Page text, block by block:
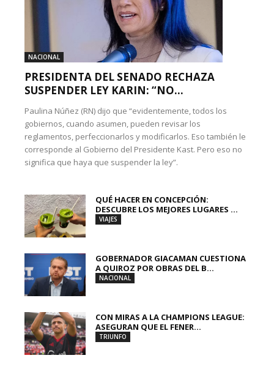
NACIONAL
PRESIDENTA DEL SENADO RECHAZA
SUSPENDER LEY KARIN: “NO...
Paulina Núñez (RN) dijo que “evidentemente, todos los
gobiernos, cuando asumen, pueden revisar los
reglamentos, perfeccionarlos y modificarlos. Eso también le
corresponde al Gobierno del Presidente Kast. Pero eso no
significa que haya que suspender la ley”.
QUÉ HACER EN CONCEPCIÓN:
DESCUBRE LOS MEJORES LUGARES ...
VIAJES
GOBERNADOR GIACAMAN CUESTIONA
A QUIROZ POR OBRAS DEL B...
NACIONAL
CON MIRAS A LA CHAMPIONS LEAGUE:
ASEGURAN QUE EL FENER...
TRIUNFO